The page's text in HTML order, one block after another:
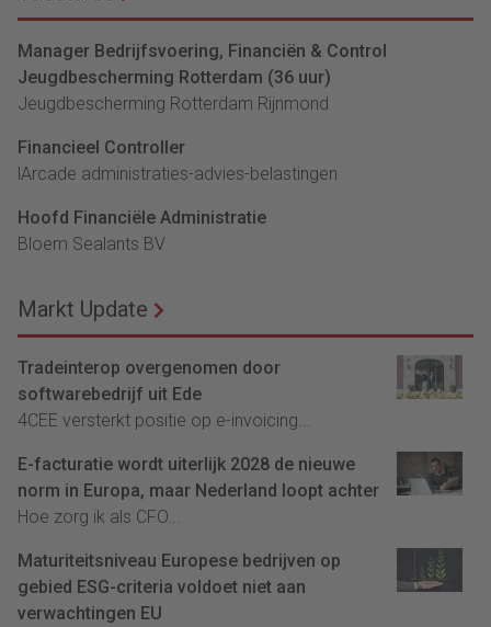
Manager Bedrijfsvoering, Financiën & Control
Jeugdbescherming Rotterdam (36 uur)
Jeugdbescherming Rotterdam Rijnmond
Financieel Controller
lArcade administraties-advies-belastingen
Hoofd Financiële Administratie
Bloem Sealants BV
Markt Update
Tradeinterop overgenomen door
softwarebedrijf uit Ede
4CEE versterkt positie op e-invoicing...
E-facturatie wordt uiterlijk 2028 de nieuwe
norm in Europa, maar Nederland loopt achter
Hoe zorg ik als CFO...
Maturiteitsniveau Europese bedrijven op
gebied ESG-criteria voldoet niet aan
verwachtingen EU